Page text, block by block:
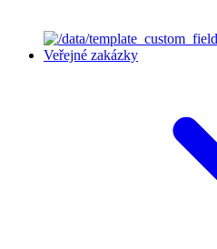
Veřejné zakázky